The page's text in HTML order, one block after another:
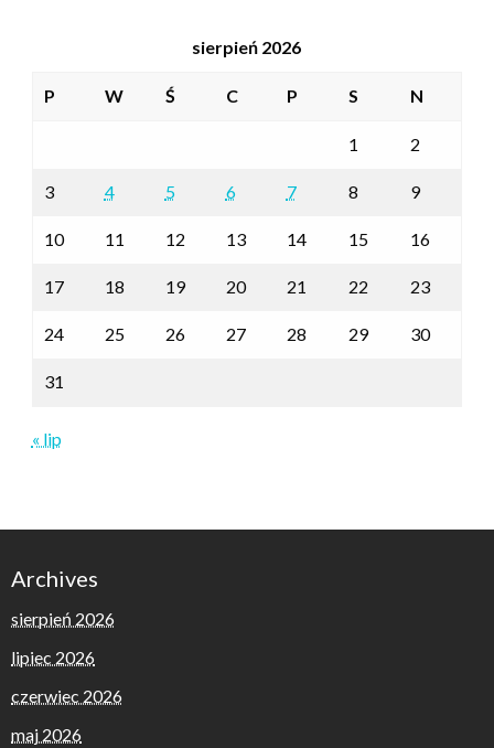
sierpień 2026
P W Ś C P S N
1 2
3 4 5 6 7 8 9
10 11 12 13 14 15 16
17 18 19 20 21 22 23
24 25 26 27 28 29 30
31
« lip
Archives
sierpień 2026
lipiec 2026
czerwiec 2026
maj 2026